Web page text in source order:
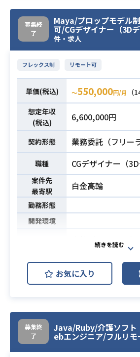
業務内容
【仕事内容】
今回は当社の受託
て社内クリエイテ
の制作会社とコミ
とりながら、様々
ポートする、進行
担当いただける方
す。
クライアント先に
も。誰もが一度は
る有名タイトルに
もございます。
様々案件をとりあ
め、デザイナーと
を身につけたい方
【詳細】
オリティ管理
・クリエイティブ
内⇔外注先の調整
・案件のレタッチ
・契約の締結や、
どの事務作業サポ
※主にお任せした
載しています
募集終
了
Maya/プロップモデル
可/CGデザイナー（3Dデ
件・求人
フレックス制 リモート可
単価(税込) 〜550,000円/月
（
想定年収
(税込)
6,600,000円
契約形態 業務委託（フリー
職種 CGデザイナー（3D
案件先
最寄駅
白金高輪
勤務形態
開発環境
業務内容
自社ゲームの開発
して携わっていた
【案件詳細】
・モデル制作
必須スキル
・新規モデル制作
仕様とイメージボ
お気に入り
募集終
了
Java/Ruby/介護ソフト
ebエンジニア/フルリモ